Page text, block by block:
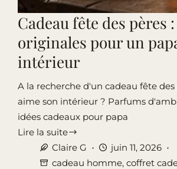
Cadeau fête des pères
originales pour un
intérieur
A la recherche d'un cadeau fête
aime son intérieur ? Parfums
idées cadeaux pour papa
Lire la suite
Cadeau
Claire G
juin 11, 2026
cadeau homme, coffret